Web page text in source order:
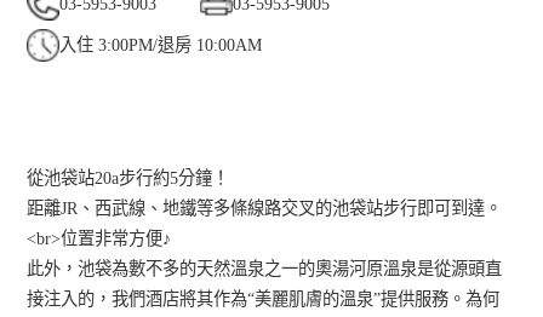
入住 3:00PM/退房 10:00AM
從池袋站20a步行約5分鐘！
距離JR、西武線、地鐵等多條線路交叉的池袋站步行即可到達。
<br>位置非常方便♪
此外，池袋為數不多的天然溫泉之一的奧湯河原溫泉是從源頭直
接注入的，我們酒店將其作為“美麗肌膚的溫泉”提供服務。為何